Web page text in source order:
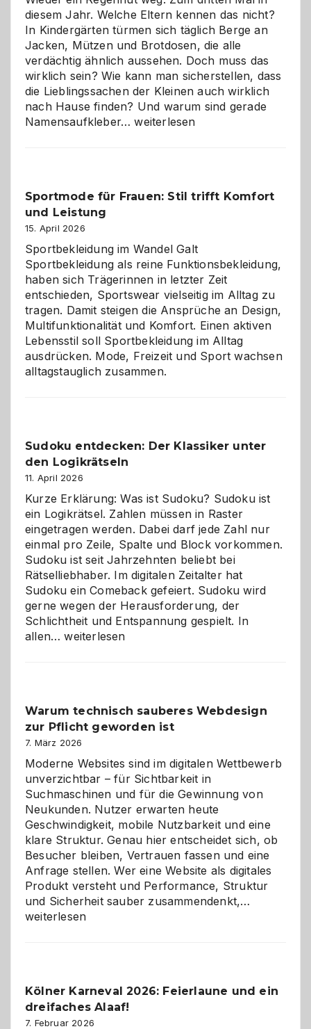
Wahl?
diesem Jahr. Welche Eltern kennen das nicht?
In Kindergärten türmen sich täglich Berge an
Jacken, Mützen und Brotdosen, die alle
verdächtig ähnlich aussehen. Doch muss das
wirklich sein? Wie kann man sicherstellen, dass
die Lieblingssachen der Kleinen auch wirklich
nach Hause finden? Und warum sind gerade
Namensaufkleber…Namensaufkleber
gegen
Chaos
weiterlesen
Sportmode für Frauen: Stil trifft Komfort
und Leistung
15. April 2026
Sportbekleidung im Wandel Galt
Sportbekleidung als reine Funktionsbekleidung,
haben sich Trägerinnen in letzter Zeit
entschieden, Sportswear vielseitig im Alltag zu
tragen. Damit steigen die Ansprüche an Design,
Multifunktionalität und Komfort. Einen aktiven
Lebensstil soll Sportbekleidung im Alltag
ausdrücken. Mode, Freizeit und Sport wachsen
alltagstauglich zusammen.
Sudoku entdecken: Der Klassiker unter
den Logikrätseln
11. April 2026
Kurze Erklärung: Was ist Sudoku? Sudoku ist
ein Logikrätsel. Zahlen müssen in Raster
eingetragen werden. Dabei darf jede Zahl nur
einmal pro Zeile, Spalte und Block vorkommen.
Sudoku ist seit Jahrzehnten beliebt bei
Rätselliebhaber. Im digitalen Zeitalter hat
Sudoku ein Comeback gefeiert. Sudoku wird
gerne wegen der Herausforderung, der
Schlichtheit und Entspannung gespielt. In
allen…Sudoku
den
Logikrätseln
weiterlesen
Warum technisch sauberes Webdesign
zur Pflicht geworden ist
7. März 2026
Moderne Websites sind im digitalen Wettbewerb
unverzichtbar – für Sichtbarkeit in
Suchmaschinen und für die Gewinnung von
Neukunden. Nutzer erwarten heute
Geschwindigkeit, mobile Nutzbarkeit und eine
klare Struktur. Genau hier entscheidet sich, ob
Besucher bleiben, Vertrauen fassen und eine
Anfrage stellen. Wer eine Website als digitales
Produkt versteht und Performance, Struktur
und Sicherheit sauber zusammendenkt,…
geworden
weiterlesen
Kölner Karneval 2026: Feierlaune und ein
dreifaches Alaaf!
7. Februar 2026